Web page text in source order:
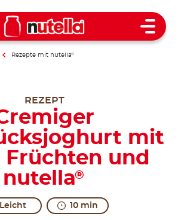
Open
Rezepte mit nutella®
REZEPT
mit
Früchten und
nutella®
Leicht 10 min